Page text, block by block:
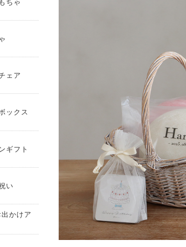
ちゃ
ェア
ックス
ギフト
い
かけア